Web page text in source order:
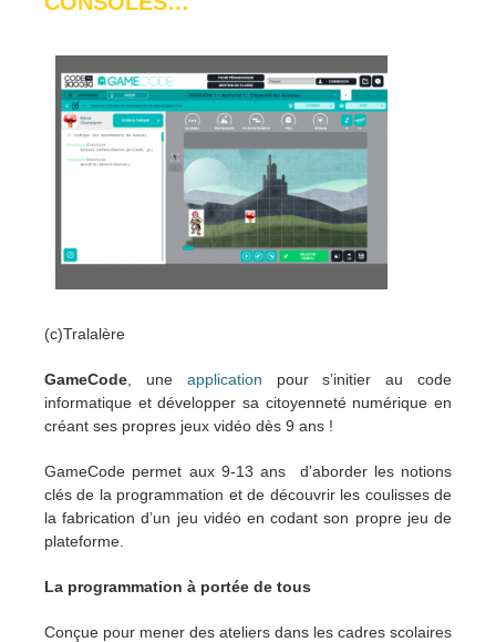
(c)Tralalère
GameCode , une application pour s’initier au code
informatique et développer sa citoyenneté numérique en
créant ses propres jeux vidéo dès 9 ans !
GameCode permet aux 9-13 ans d’aborder les notions
clés de la programmation et de découvrir les coulisses de
la fabrication d’un jeu vidéo en codant son propre jeu de
plateforme.
La programmation à portée de tous
Conçue pour mener des ateliers dans les cadres scolaires